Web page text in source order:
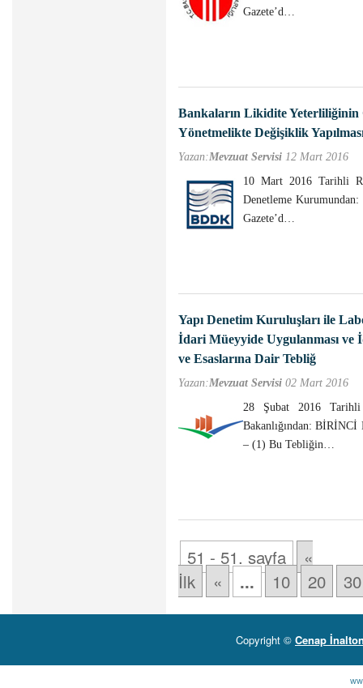
Gazete’d…
Bankaların Likidite Yeterliliğinin
Yönetmelikte Değişiklik
Yazan:Mevzuat Servisi 12 Mart 2016
10 Mart 2016 Tarihli
Denetleme
Gazete’d…
Yapı Denetim Kuruluşları ile
İdari Müeyyide Uygulanması ve
ve Esaslarına Dair Tebliğ
Yazan:Mevzuat Servisi 02 Mart 2016
28 Şubat 2016
Bakanlığından:
– (1) Bu Tebliğin…
51 - 51. sayfa
«
İlk
« ... 10 20 30
Copyright © Cenap